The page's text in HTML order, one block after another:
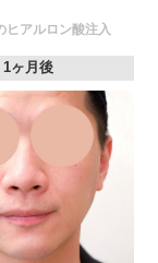
(税込)
ヒアルロン酸注入
1ヶ月後